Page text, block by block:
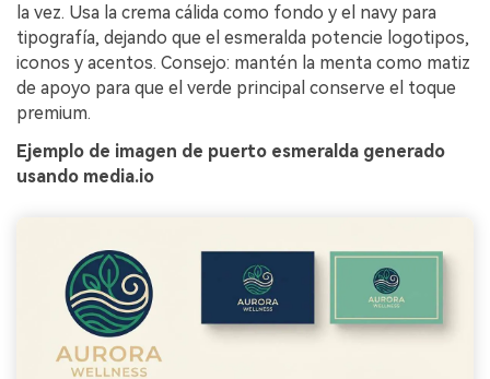
la vez. Usa la crema cálida como fondo y el navy para
tipografía, dejando que el esmeralda potencie logotipos,
iconos y acentos. Consejo: mantén la menta como matiz
de apoyo para que el verde principal conserve el toque
premium.
Ejemplo de imagen de puerto esmeralda generado
usando media.io